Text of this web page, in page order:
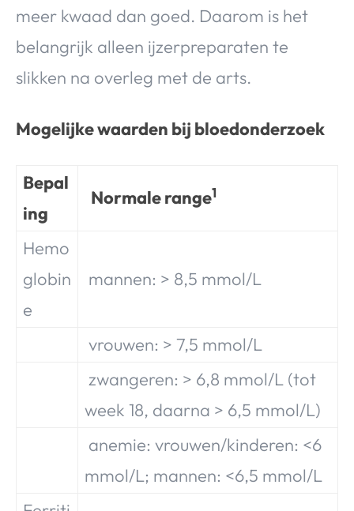
meer kwaad dan goed. Daarom is het
belangrijk alleen ijzerpreparaten te
slikken na overleg met de arts.
Mogelijke waarden bij bloedonderzoek
Bepal
ing
Normale range1
Hemo
globin
e
mannen: > 8,5 mmol/L
vrouwen: > 7,5 mmol/L
zwangeren: > 6,8 mmol/L (tot
week 18, daarna > 6,5 mmol/L)
anemie: vrouwen/kinderen: <6
mmol/L; mannen: <6,5 mmol/L